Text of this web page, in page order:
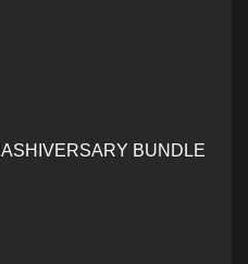
BUNDLE